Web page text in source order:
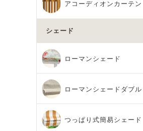
アコーディオンカーテン
シェード
ローマンシェード
ローマンシェードダブル
つっぱり式簡易シェード